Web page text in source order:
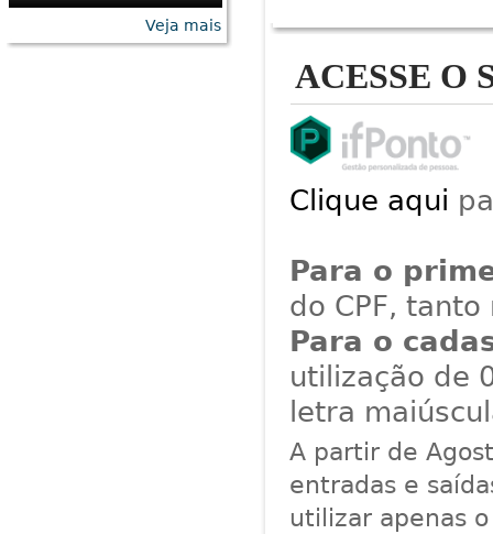
ACESSE O
Clique aqui
Para o
do CPF,
Para o
utilização de
letra
A partir de
entradas e
utilizar apenas
Veja mais